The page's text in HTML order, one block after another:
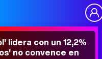
lidera con un 12,2%
no convence en